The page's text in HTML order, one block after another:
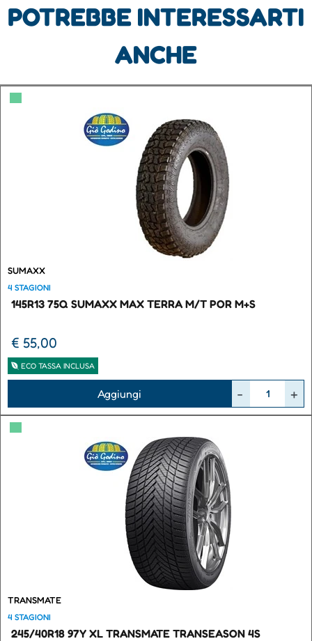
POTREBBE INTERESSARTI
ANCHE
▀
SUMAXX
4 STAGIONI
145R13 75Q SUMAXX MAX TERRA M/T POR M+S
€ 55,00
ECO TASSA INCLUSA
Aggiungi
▀
TRANSMATE
4 STAGIONI
245/40R18 97Y XL TRANSMATE TRANSEASON 4S